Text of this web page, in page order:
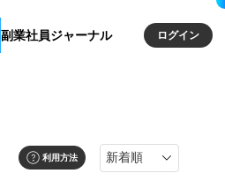
副業社員ジャーナル ログイン
利用方法